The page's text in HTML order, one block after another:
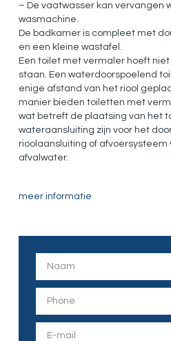
– De vaatwasser kan vervangen
wasmachine.
De badkamer is compleet met
en een kleine wastafel.
Een toilet met vermaler hoeft
staan. Een waterdoorspoelend
enige afstand van het riool
manier bieden toiletten met
wat betreft de plaatsing van het
wateraansluiting zijn voor het
rioolaansluiting of afvoersysteem
afvalwater.
meer informatie